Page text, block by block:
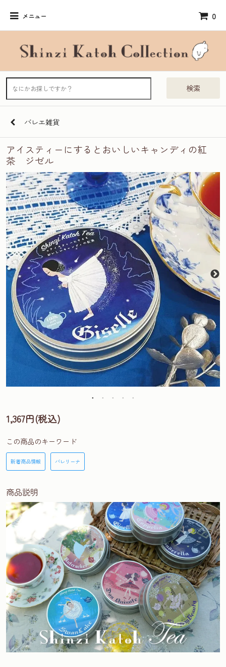
メニュー 0
検索
バレエ雑貨
アイスティーにするとおいしいキャンディの紅
茶 ジゼル
1,367円(税込)
この商品のキーワード
新着商品情報 バレリーナ
商品説明